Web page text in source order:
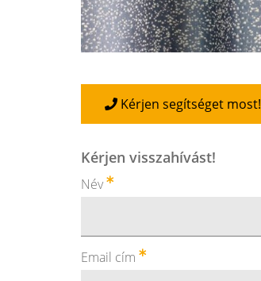
Kérjen segítséget most!
Kérjen visszahívást!
Név
Email cím